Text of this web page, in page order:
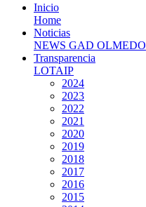
Inicio
Home
Noticias
NEWS GAD OLMEDO
Transparencia
LOTAIP
2024
2023
2022
2021
2020
2019
2018
2017
2016
2015